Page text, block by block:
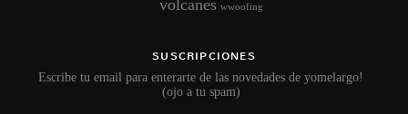
volcanes wwoofing
SUSCRIPCIONES
Escribe tu email para enterarte de las novedades de yomelargo!
(ojo a tu spam)